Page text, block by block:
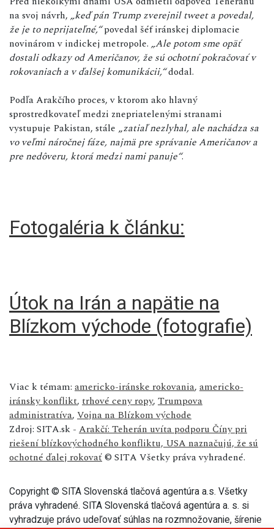
na svoj návrh, „keď pán Trump zverejnil tweet a povedal,
že je to neprijateľné,“povedal šéf iránskej diplomacie
novinárom v indickej metropole. „Ale potom sme opäť
dostali odkazy od Američanov, že sú ochotní pokračovať v
rokovaniach a v ďalšej komunikácii,“dodal.
Podľa Arakčího proces, v ktorom ako hlavný
sprostredkovateľ medzi znepriatelenými stranami
vystupuje Pakistan, stále „zatiaľ nezlyhal, ale nachádza sa
vo veľmi náročnej fáze, najmä pre správanie Američanov a
pre nedôveru, ktorá medzi nami panuje“.
Fotogaléria k článku:
Útok na Irán a napätie na
Blízkom východe (fotografie)
Viac k témam: americko-iránske rokovania, americko-
iránsky konflikt, trhové ceny ropy, Trumpova
administratíva, Vojna na Blízkom východe
Zdroj: SITA.sk - Arakčí: Teherán uvíta podporu Číny pri
riešení blízkovýchodného konfliktu, USA naznačujú, že sú
ochotné ďalej rokovať© SITA Všetky práva vyhradené.
Copyright © SITA Slovenská tlačová agentúra a.s. Všetky
práva vyhradené. SITA Slovenská tlačová agentúra a. s. si
vyhradzuje právo udeľovať súhlas na rozmnožovanie, šírenie